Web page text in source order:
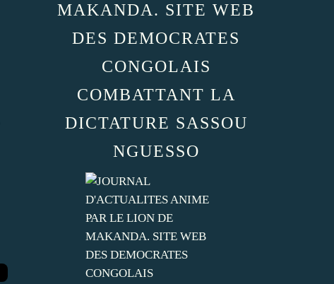
MAKANDA. SITE WEB
DES DEMOCRATES
CONGOLAIS
COMBATTANT LA
DICTATURE SASSOU
NGUESSO